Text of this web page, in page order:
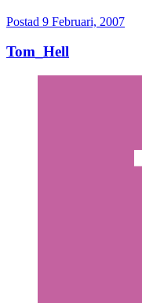
Postad 9 Februari, 2007
Tom_Hell